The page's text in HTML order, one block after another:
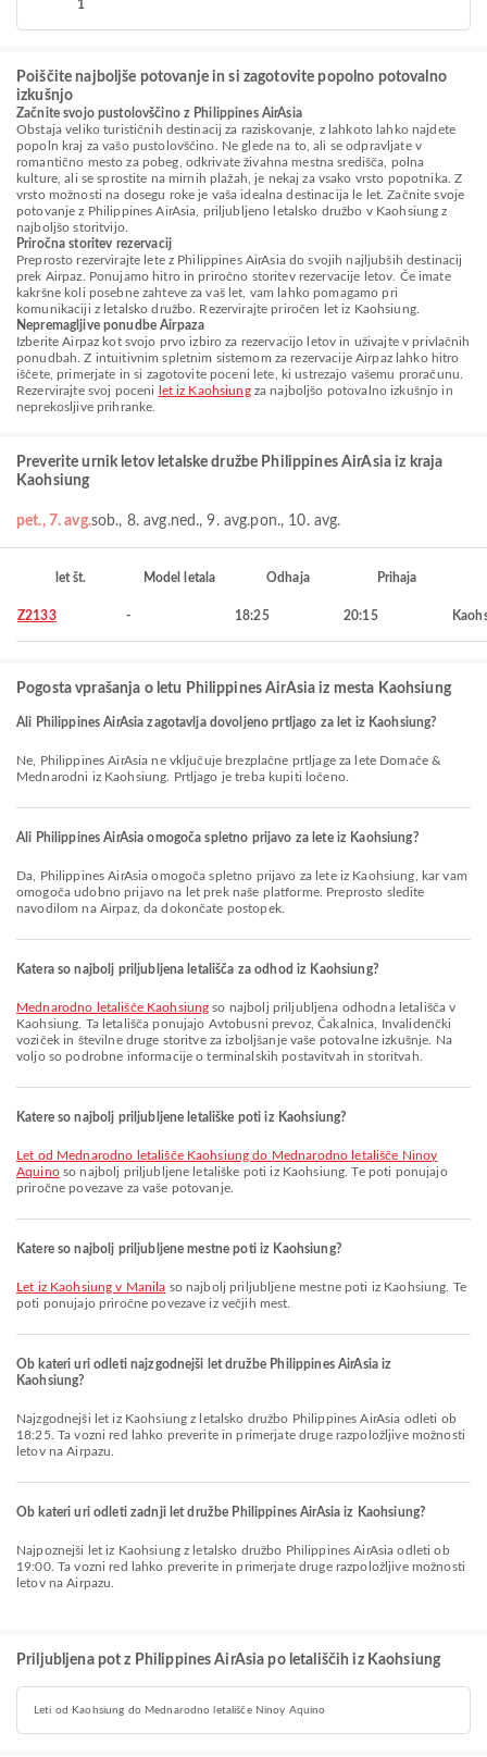
1
Poiščite najboljše potovanje in si zagotovite popolno potovalno
izkušnjo
Začnite svojo pustolovščino z Philippines AirAsia
Obstaja veliko turističnih destinacij za raziskovanje, z lahkoto lahko najdete
popoln kraj za vašo pustolovščino. Ne glede na to, ali se odpravljate v
romantično mesto za pobeg, odkrivate živahna mestna središča, polna
kulture, ali se sprostite na mirnih plažah, je nekaj za vsako vrsto popotnika. Z
vrsto možnosti na dosegu roke je vaša idealna destinacija le let. Začnite svoje
potovanje z Philippines AirAsia, priljubljeno letalsko družbo v Kaohsiung z
najboljšo storitvijo.
Priročna storitev rezervacij
Preprosto rezervirajte lete z Philippines AirAsia do svojih najljubših destinacij
prek Airpaz. Ponujamo hitro in priročno storitev rezervacije letov. Če imate
kakršne koli posebne zahteve za vaš let, vam lahko pomagamo pri
komunikaciji z letalsko družbo. Rezervirajte priročen let iz Kaohsiung.
Nepremagljive ponudbe Airpaza
Izberite Airpaz kot svojo prvo izbiro za rezervacijo letov in uživajte v privlačnih
ponudbah. Z intuitivnim spletnim sistemom za rezervacije Airpaz lahko hitro
iščete, primerjate in si zagotovite poceni lete, ki ustrezajo vašemu proračunu.
Rezervirajte svoj poceni
let iz Kaohsiungza najboljšo potovalno izkušnjo in
neprekosljive prihranke.
Preverite urnik letov letalske družbe Philippines AirAsia iz kraja
Kaohsiung
pet., 7. avg.sob., 8. avg.ned., 9. avg.pon., 10. avg.
let št. Model letala Odhaja Prihaja
Z2133 - 18:25 20:15
Pogosta vprašanja o letu Philippines AirAsia iz mesta Kaohsiung
Ali Philippines AirAsia zagotavlja dovoljeno prtljago za let iz Kaohsiung?
Ne, Philippines AirAsia ne vključuje brezplačne prtljage za lete Domače &
Mednarodni iz Kaohsiung. Prtljago je treba kupiti ločeno.
Ali Philippines AirAsia omogoča spletno prijavo za lete iz Kaohsiung?
Da, Philippines AirAsia omogoča spletno prijavo za lete iz Kaohsiung, kar vam
omogoča udobno prijavo na let prek naše platforme. Preprosto sledite
navodilom na Airpaz, da dokončate postopek.
Katera so najbolj priljubljena letališča za odhod iz Kaohsiung?
Mednarodno letališče Kaohsiung so najbolj priljubljena odhodna letališča v
Kaohsiung. Ta letališča ponujajo Avtobusni prevoz, Čakalnica, Invalidenčki
voziček in številne druge storitve za izboljšanje vaše potovalne izkušnje. Na
voljo so podrobne informacije o terminalskih postavitvah in storitvah.
Katere so najbolj priljubljene letališke poti iz Kaohsiung?
let od Mednarodno letališče Kaohsiung do Mednarodno letališče Ninoy
Aquinoso najbolj priljubljene letališke poti iz Kaohsiung. Te poti ponujajo
priročne povezave za vaše potovanje.
Katere so najbolj priljubljene mestne poti iz Kaohsiung?
let iz Kaohsiung v Manila so najbolj priljubljene mestne poti iz Kaohsiung. Te
poti ponujajo priročne povezave iz večjih mest.
Ob kateri uri odleti najzgodnejši let družbe Philippines AirAsia iz
Kaohsiung?
Najzgodnejši let iz Kaohsiung z letalsko družbo Philippines AirAsia odleti ob
18:25. Ta vozni red lahko preverite in primerjate druge razpoložljive možnosti
letov na Airpazu.
Ob kateri uri odleti zadnji let družbe Philippines AirAsia iz Kaohsiung?
Najpoznejši let iz Kaohsiung z letalsko družbo Philippines AirAsia odleti ob
19:00. Ta vozni red lahko preverite in primerjate druge razpoložljive možnosti
letov na Airpazu.
Priljubljena pot z Philippines AirAsia po letališčih iz Kaohsiung
Leti od Kaohsiung do Mednarodno letališče Ninoy Aquino